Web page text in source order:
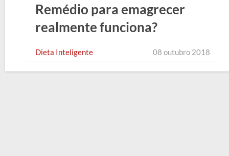
Remédio para emagrecer
realmente funciona?
Dieta Inteligente 08 outubro 2018